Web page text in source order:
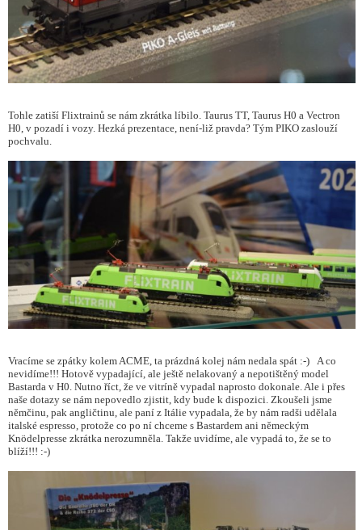
Tohle zatiší Flixtrainů se nám zkrátka líbilo. Taurus TT, Taurus H0 a Vectron
H0, v pozadí i vozy. Hezká prezentace, není-liž pravda? Tým PIKO zaslouží
pochvalu.
Vracíme se zpátky kolem ACME, ta prázdná kolej nám nedala spát :-) A co
nevidíme!!! Hotově vypadající, ale ještě nelakovaný a nepotištěný model
Bastarda v H0. Nutno říct, že ve vitríně vypadal naprosto dokonale. Ale i přes
naše dotazy se nám nepovedlo zjistit, kdy bude k dispozici. Zkoušeli jsme
němčinu, pak angličtinu, ale paní z Itálie vypadala, že by nám radši udělala
italské espresso, protože co po ní chceme s Bastardem ani německým
Knödelpresse zkrátka nerozumněla. Takže uvidíme, ale vypadá to, že se to
blíží!!! :-)